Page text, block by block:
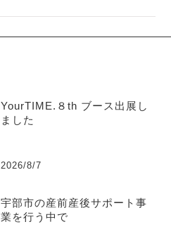
YourTIME.８th ブース出展し
ました
2026/8/7
宇部市の産前産後サポート事
業を行う中で